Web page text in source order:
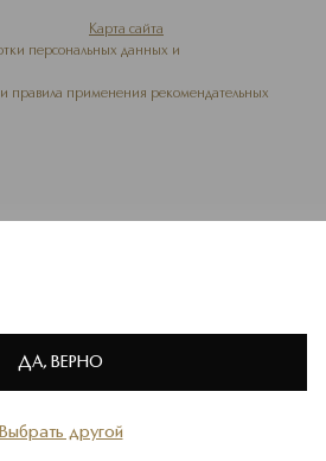
Карта сайта
персональных данных и
и правила применения рекомендательных
Избранное
Выбрать другой
ДА, ВЕРНО